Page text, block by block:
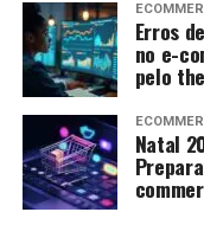
Erros
no e-
pelo
Natal